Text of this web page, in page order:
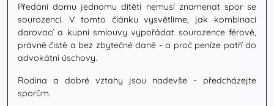
Předání domu jednomu dítěti nemusí znamenat spor se
sourozenci. V tomto článku vysvětlíme, jak kombinací
darovací a kupní smlouvy vypořádat sourozence férově,
právně čistě a bez zbytečné daně - a proč peníze patří do
advokátní úschovy.
Rodina a dobré vztahy jsou nadevše - předcházejte
sporům.